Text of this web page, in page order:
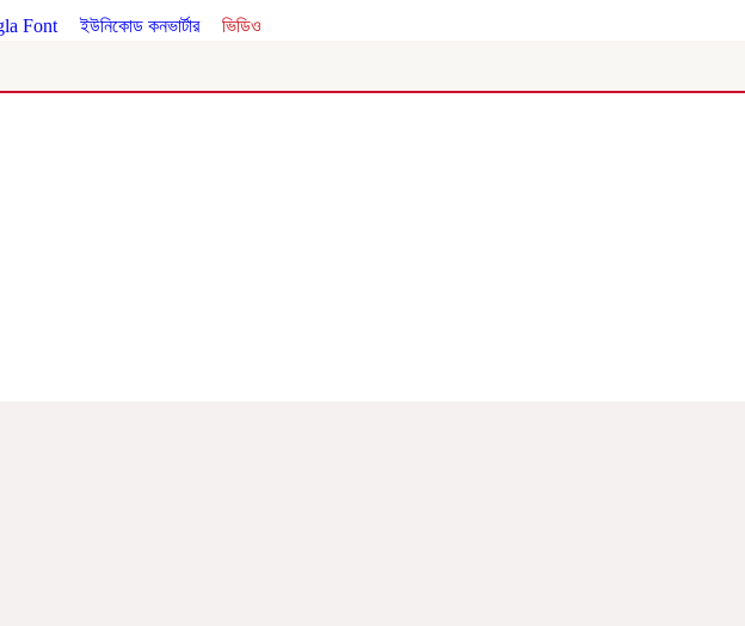
Font ।ইউনিকোড কনভার্টার ভিডিও